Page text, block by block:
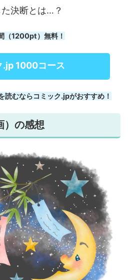
決断とは…？
（1200pt）無料！
.jp 1000コース
読むならコミック.jpがおすすめ！
）の感想